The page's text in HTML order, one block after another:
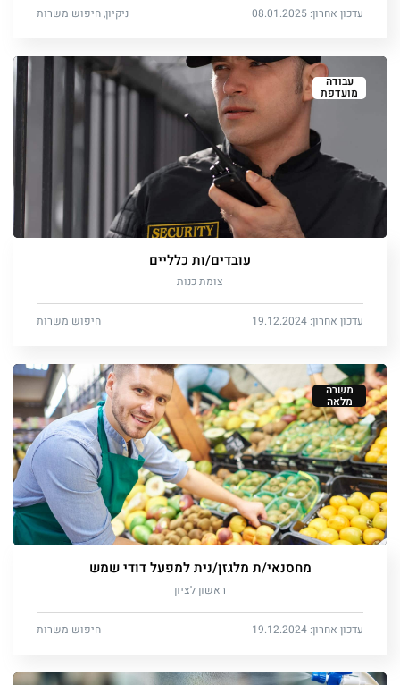
עדכון אחרון: 08.01.2025 ניקיון, חיפוש משרות
עבודה
מועדפת
עובדים/ות כלליים
צומת כנות
עדכון אחרון: 19.12.2024 חיפוש משרות
משרה
מלאה
מחסנאי/ת מלגזן/נית למפעל דודי שמש
ראשון לציון
עדכון אחרון: 19.12.2024 חיפוש משרות